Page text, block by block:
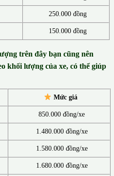
250.000 đồng
150.000 đồng
trên đây bạn cũng nên
khối lượng của xe, có thể giúp
Mức giá
850.000 đồng/xe
1.480.000 đồng/xe
1.580.000 đồng/xe
1.680.000 đồng/xe